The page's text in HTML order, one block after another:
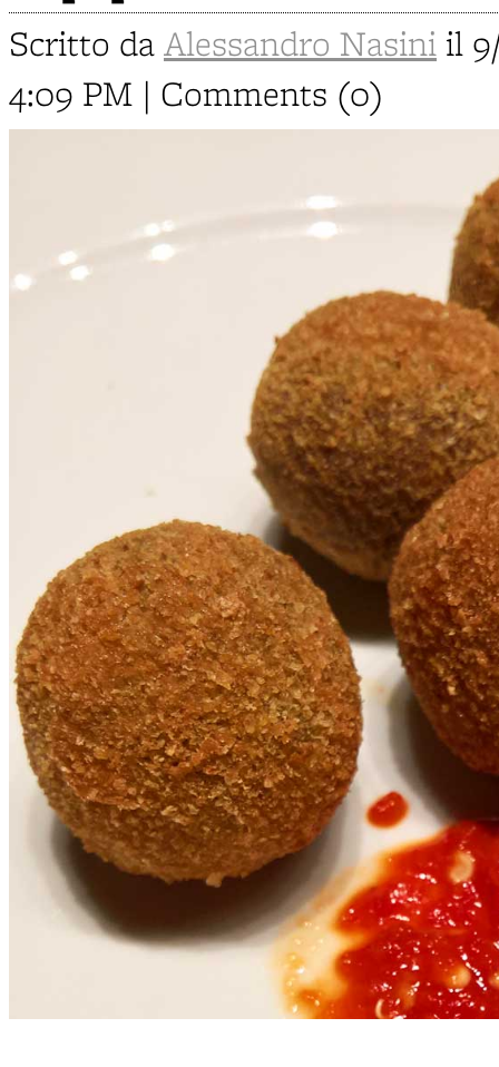
Scritto daAlessandro Nasini il
4:09 PM | Comments (0)